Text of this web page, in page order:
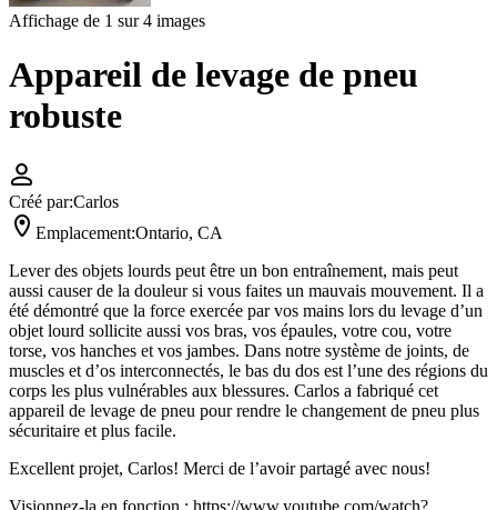
Affichage de 1 sur 4 images
Appareil de levage de pneu
robuste
Créé par:Carlos
Emplacement:Ontario, CA
Lever des objets lourds peut être un bon entraînement, mais peut
aussi causer de la douleur si vous faites un mauvais mouvement. Il a
été démontré que la force exercée par vos mains lors du levage d’un
objet lourd sollicite aussi vos bras, vos épaules, votre cou, votre
torse, vos hanches et vos jambes. Dans notre système de joints, de
muscles et d’os interconnectés, le bas du dos est l’une des régions du
corps les plus vulnérables aux blessures. Carlos a fabriqué cet
appareil de levage de pneu pour rendre le changement de pneu plus
sécuritaire et plus facile.
Excellent projet, Carlos! Merci de l’avoir partagé avec nous!
Visionnez-la en fonction : https://www.youtube.com/watch?